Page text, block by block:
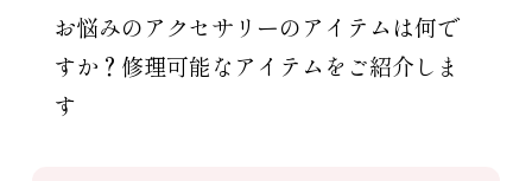
お悩みのアクセサリーのアイテムは何で
すか？修理可能なアイテムをご紹介しま
す